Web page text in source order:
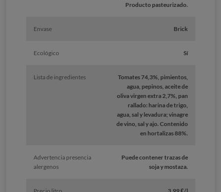
Producto pasteurizado.
Envase Brick
Ecológico Sí
Lista de ingredientes
Tomates 74,3%, pimientos,
agua, pepinos, aceite de
oliva virgen extra 2,7%, pan
rallado: harina de trigo,
agua, sal y levadura; vinagre
de vino, sal y ajo. Contenido
en hortalizas 88%.
Advertencia presencia
alergenos
Puede contener trazas de
soja y mostaza.